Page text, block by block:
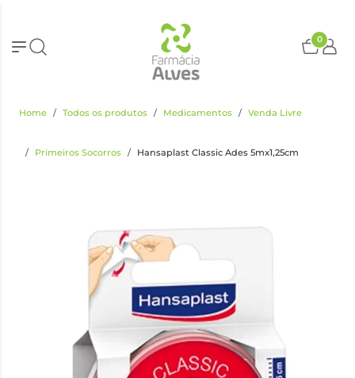
0
Home Todos os produtos Medicamentos Venda Livre
Primeiros Socorros Hansaplast Classic Ades 5mx1,25cm